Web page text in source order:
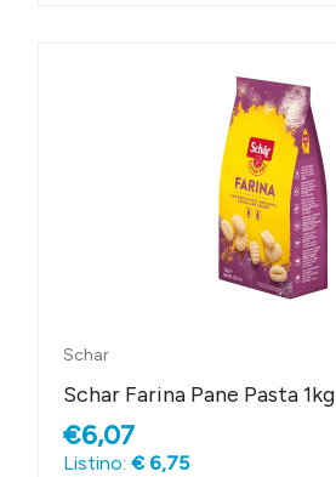
Schar
Schar Farina Pane Pasta 1kg
€6,07
Listino: € 6,75